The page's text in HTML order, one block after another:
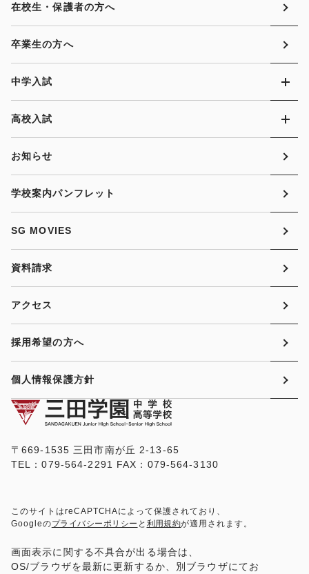
〒669-1535 三田市南が丘 2-13-65
TEL：079-564-2291 FAX：079-564-3130
このサイトはreCAPTCHAによって保護されており、
Googleのプライバシーポリシー と 利用規約が適用されます。
画面表示に関する不具合が出る場合は、
OS/ブラウザを最新に更新するか、別ブラウザにてお
在校生・保護者の方へ
卒業生の方へ
中学入試
高校入試
お知らせ
学校案内パンフレット
SG MOVIES
資料請求
アクセス
採用希望の方へ
個人情報保護方針